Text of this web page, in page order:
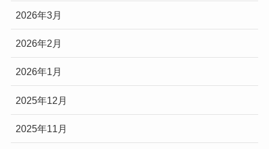
2026年3月
2026年2月
2026年1月
2025年12月
2025年11月